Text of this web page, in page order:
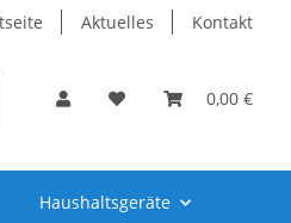
Aktuelles Kontakt
0,00 €
Haushaltsgeräte